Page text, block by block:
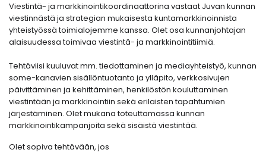
Viestintä- ja markkinointikoordinaattorina vastaat Juvan kunnan
viestinnästä ja strategian mukaisesta kuntamarkkinoinnista
yhteistyössä toimialojemme kanssa. Olet osa kunnanjohtajan
alaisuudessa toimivaa viestintä- ja markkinointitiimiä.
Tehtäviisi kuuluvat mm. tiedottaminen ja mediayhteistyö, kunnan
some-kanavien sisällöntuotanto ja ylläpito, verkkosivujen
päivittäminen ja kehittäminen, henkilöstön kouluttaminen
viestintään ja markkinointiin sekä erilaisten tapahtumien
järjestäminen. Olet mukana toteuttamassa kunnan
markkinointikampanjoita sekä sisäistä viestintää.
Olet sopiva tehtävään, jos